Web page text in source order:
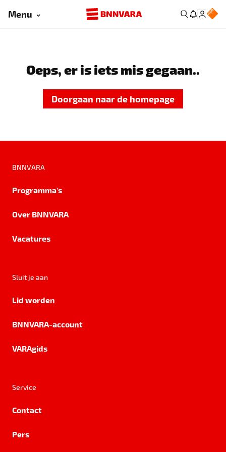
Menu
Oeps, er is iets mis gegaan..
Doorgaan naar de homepage
BNNVARA
Programma's
Over BNNVARA
Vacatures
Sluit je aan
Lid worden
BNNVARA-account
VARAgids
Service
Contact
Pers